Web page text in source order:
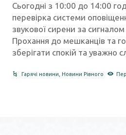
Сьогодні з 10:00 до 14:00
перевірка системи
звукової сирени за сигналом
Прохання до мешканців та
зберігати спокій та уважно
Гарячі новини ,Новини Рівного